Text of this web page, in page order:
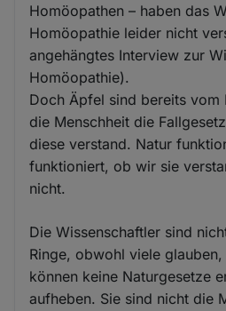
Homöopathen – haben das
Homöopathie leider nicht
angehängtes Interview zur
Homöopathie).
Doch Äpfel sind bereits vom
die Menschheit die
diese verstand. Natur
funktioniert, ob wir sie
nicht.
Die Wissenschaftler sind
Ringe, obwohl viele
können keine Naturgesetze
aufheben. Sie sind nicht die